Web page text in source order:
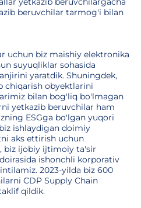
beruvchilar tarmog'i bilan
uchun biz maishiy elektronika
suyuqliklar sohasida
yaratdik. Shuningdek,
chiqarish obyektlarini
bilan bog'liq bo'lmagan
yetkazib beruvchilar ham
ESGga bo'lgan yuqori
ishlaydigan doimiy
aks ettirish uchun
biz ijobiy ijtimoiy ta'sir
ishonchli korporativ
2023-yilda biz 600
CDP Supply Chain
qildik.